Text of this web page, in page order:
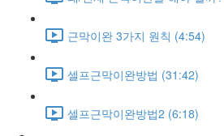
근막이완 3가지 원칙 (4:54)
셀프근막이완방법 (31:42)
셀프근막이완방법2 (6:18)